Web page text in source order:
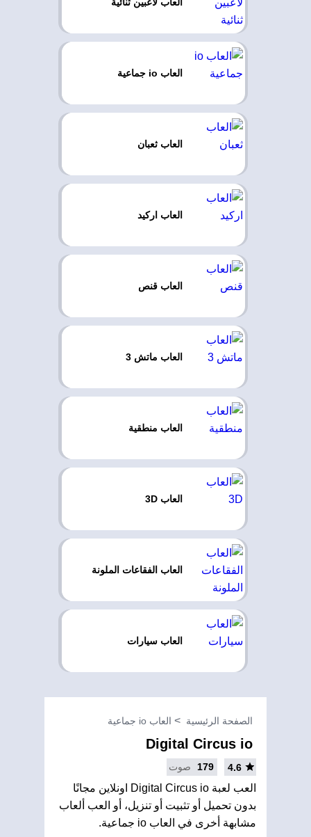
العاب io جماعية
العاب ثعبان
العاب اركيد
العاب قنص
العاب ماتش 3
العاب منطقية
العاب 3D
العاب الفقاعات الملونة
العاب سيارات
الصفحة الرئيسية العاب io جماعية
Digital Circus io
4.6
179 صوت
العب لعبة Digital Circus io اونلاين مجانًا
بدون تحميل أو تثبيت أو تنزيل، أو العب ألعاب
مشابهة أخرى في العاب io جماعية.